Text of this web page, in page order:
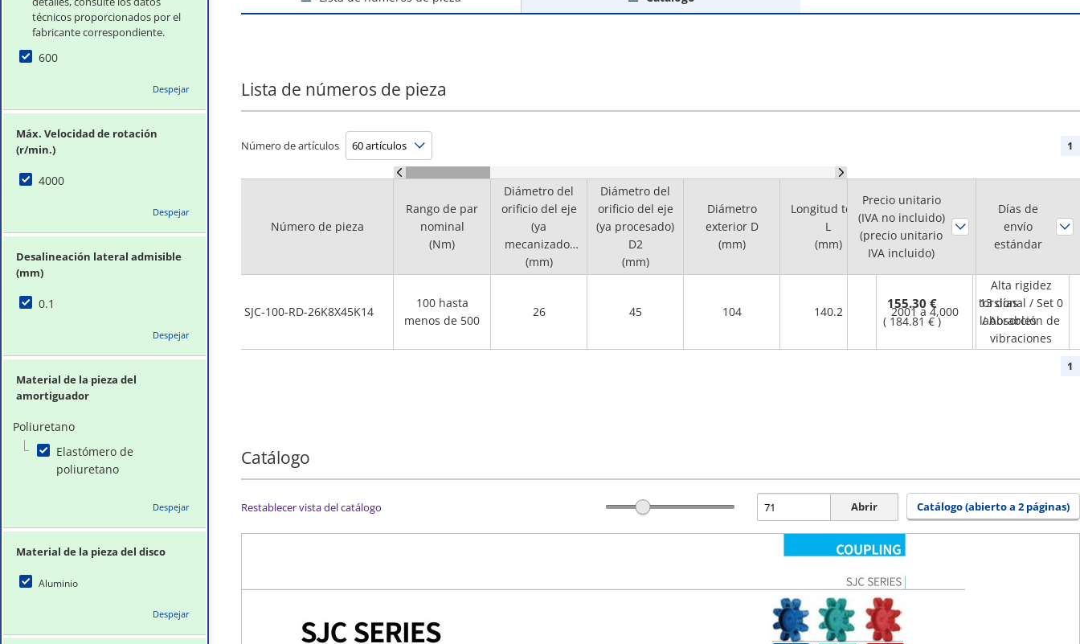
técnicos proporcionados por el
fabricante correspondiente.
600
Despejar
Máx. Velocidad de rotación
(r/min.)
4000
Despejar
Desalineación lateral admisible
(mm)
0.1
Despejar
Material de la pieza del
amortiguador
Poliuretano
Elastómero de
poliuretano
Despejar
Material de la pieza del disco
Aluminio
Despejar
Lista de números de pieza
Número de artículos 1
Número de pieza
SJC-100-RD-26K8X45K14
Rango de par
nominal
(Nm)
Diámetro del
orificio del eje
(ya
mecanizado)
D1
(mm)
Diámetro del
orificio del eje
(ya procesado)
D2
(mm)
Diámetro
exterior D
(mm)
Longitud total
L
(mm)
Máx.
Rotational
Speed Range
(r/min.)
Característica
100 hasta
menos de 500
26 45 104 140.2 2001 a 4,000
Alta rigidez
torsional / Set 0
/ Absorción de
vibraciones
Precio unitario
(IVA no incluido)
(precio unitario
IVA incluido)
Días de
envío
estándar
155.30 €
( 184.81 € )
13 días
laborables
1
Catálogo
Restablecer vista del catálogo Abrir Catálogo (abierto a 2 páginas)